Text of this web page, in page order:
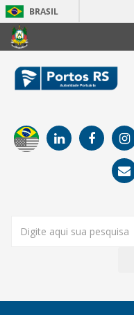
BRASIL